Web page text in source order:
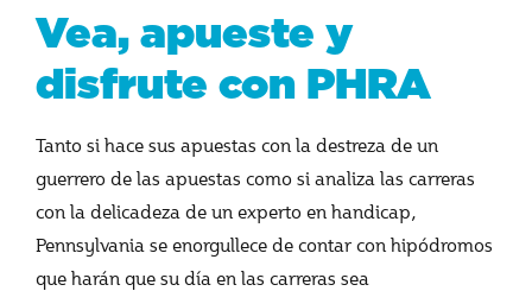
Vea, apueste y
disfrute con PHRA
Tanto si hace sus apuestas con la destreza de un
guerrero de las apuestas como si analiza las carreras
con la delicadeza de un experto en handicap,
Pennsylvania se enorgullece de contar con hipódromos
que harán que su día en las carreras sea